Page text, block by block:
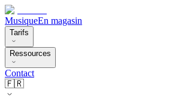
MusiqueEn magasin
Tarifs
Ressources
Contact
🇫🇷